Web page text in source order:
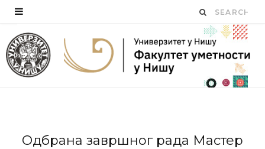
Одбрана завршног рада Мастер